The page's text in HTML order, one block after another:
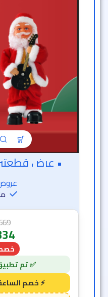
• عرض قطعتين
خصم